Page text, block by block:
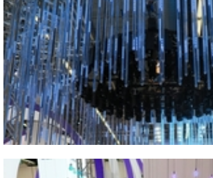
2015 IAA